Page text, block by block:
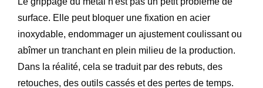
surface. Elle peut bloquer une fixation en acier
inoxydable, endommager un ajustement coulissant ou
abîmer un tranchant en plein milieu de la production.
Dans la réalité, cela se traduit par des rebuts, des
retouches, des outils cassés et des pertes de temps.